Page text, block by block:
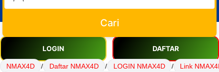
Cari
LOGIN DAFTAR
NMAX4D / Daftar NMAX4D / LOGIN NMAX4D /
Link